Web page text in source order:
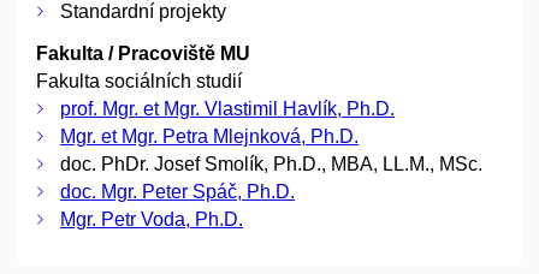
Standardní projekty
Fakulta / Pracoviště MU
Fakulta sociálních studií
prof. Mgr. et Mgr. Vlastimil Havlík, Ph.D.
Mgr. et Mgr. Petra Mlejnková, Ph.D.
doc. PhDr. Josef Smolík, Ph.D., MBA, LL.M., MSc.
doc. Mgr. Peter Spáč, Ph.D.
Mgr. Petr Voda, Ph.D.